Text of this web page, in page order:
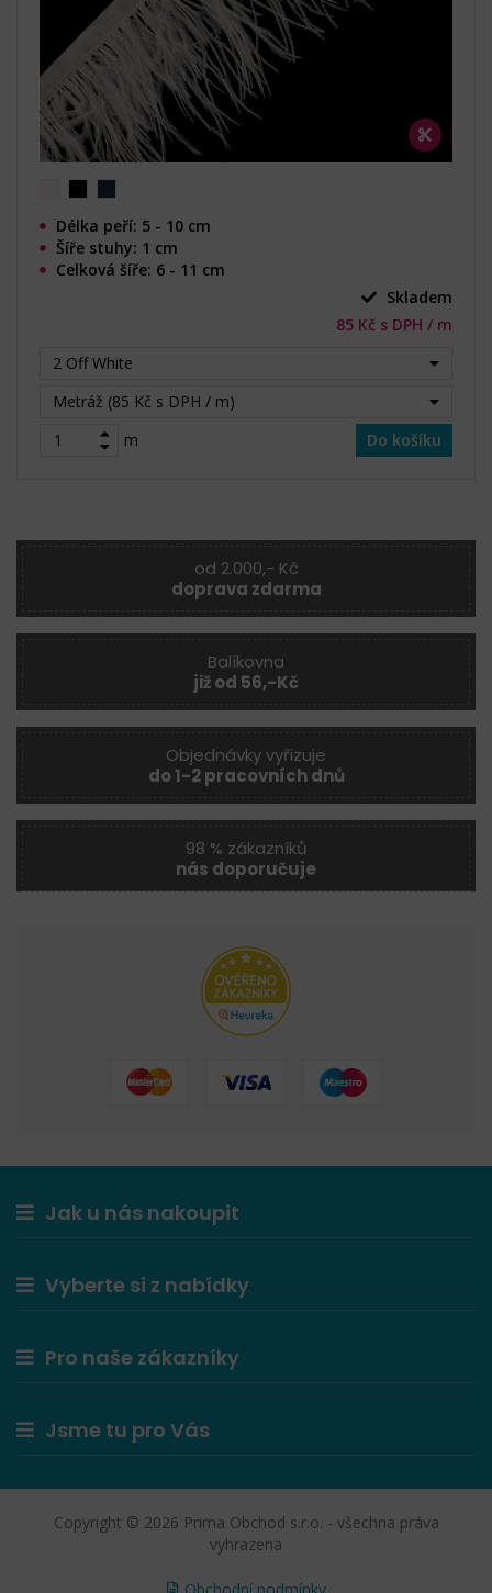
Délka peří: 5 - 10 cm
Šíře stuhy: 1 cm
Celková šíře: 6 - 11 cm
Skladem
85 Kč s DPH / m
2 Off White
Metráž (85 Kč s DPH / m)
m
Do košíku
od 2.000,- Kč
doprava zdarma
Balíkovna
již od 56,-Kč
Objednávky vyřizuje
do 1-2 pracovních dnů
98 % zákazníků
nás doporučuje
Jak u nás nakoupit
Vyberte si z nabídky
Pro naše zákazníky
Jsme tu pro Vás
Copyright © 2026 Prima Obchod s.r.o. - všechna práva
vyhrazena